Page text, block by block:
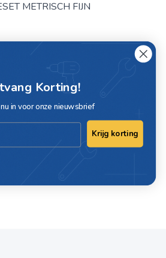
METRISCH FIJN
G4611-MF
Korting!
in voor onze nieuwsbrief
Krijg korting